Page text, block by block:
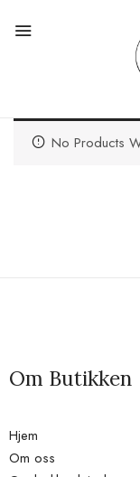
No Products
Om Butikken
Hjem
Om oss